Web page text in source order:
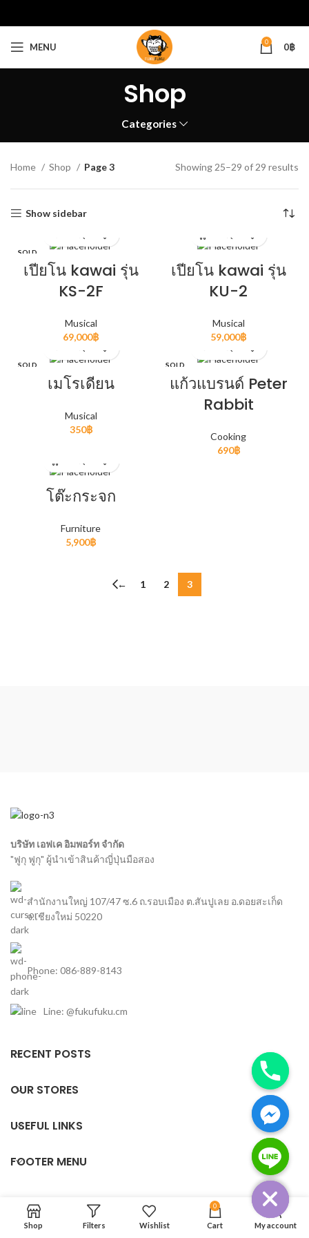
MENU 0 0฿
Shop
Categories
Home Shop Page 3 Showing 25–29 of 29 results
Show sidebar
SOLD
เปียโน kawai รุ่น
KS-2F
Musical
69,000฿
เปียโน kawai รุ่น
KU-2
Musical
59,000฿
SOLD
เมโรเดียน
Musical
350฿
SOLD
แก้วแบรนด์ Peter
Rabbit
Cooking
690฿
โต๊ะกระจก
Furniture
5,900฿
← 1 2 3
บริษัท เอฟเค อิมพอร์ท จำกัด
"ฟูกุ ฟูกุ" ผู้นำเข้าสินค้าญี่ปุ่นมือสอง
สำนักงานใหญ่ 107/47 ซ.6 ถ.รอบเมือง ต.สันปูเลย อ.ดอยสะเก็ด
จ.เชียงใหม่ 50220
Phone: 086-889-8143
Line: @fukufuku.cm
RECENT POSTS
OUR STORES
USEFUL LINKS
FOOTER MENU
Based on TopChiangmai theme ผู้นำเข้าสินค้าญี่ปุ่นมือสอง
Shop Filters Wishlist
0
Cart My account
Hide
chaty